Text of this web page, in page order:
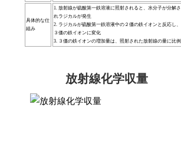
具体的な仕
組み
1. 放射線が硫酸第一鉄溶液に照射されると、水分子が分解さ
れラジカルが発生
2. ラジカルが硫酸第一鉄溶液中の２価の鉄イオンと反応し、
３価の鉄イオンに変化
3. ３価の鉄イオンの増加量は、照射された放射線の量に比例
放射線化学収量